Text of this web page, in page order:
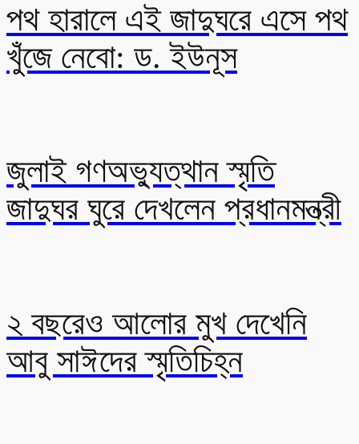
পথ হারালে এই জাদুঘরে এসে পথ
খুঁজে নেবো: ড. ইউনূস
জুলাই গণঅভ্যুত্থান স্মৃতি
জাদুঘর ঘুরে দেখলেন প্রধানমন্ত্রী
২ বছরেও আলোর মুখ দেখেনি
আবু সাঈদের স্মৃতিচিহ্ন